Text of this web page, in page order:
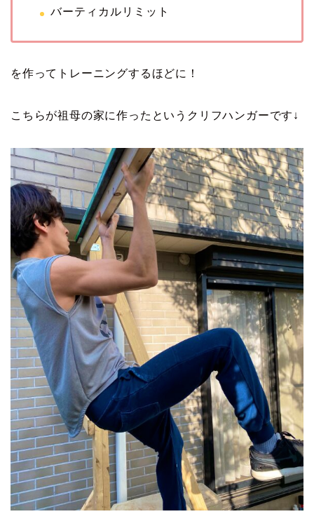
バーティカルリミット
を作ってトレーニングするほどに！
こちらが祖母の家に作ったというクリフハンガーです↓